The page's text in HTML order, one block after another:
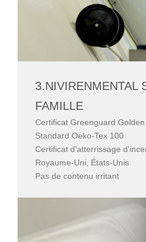
3.NIVIRENMENTAL
FAMILLE
Certificat Greenguard Golden
Standard Oeko-Tex 100
Certificat d'atterrissage
Royaume-Uni, États-Unis
Pas de contenu irritant